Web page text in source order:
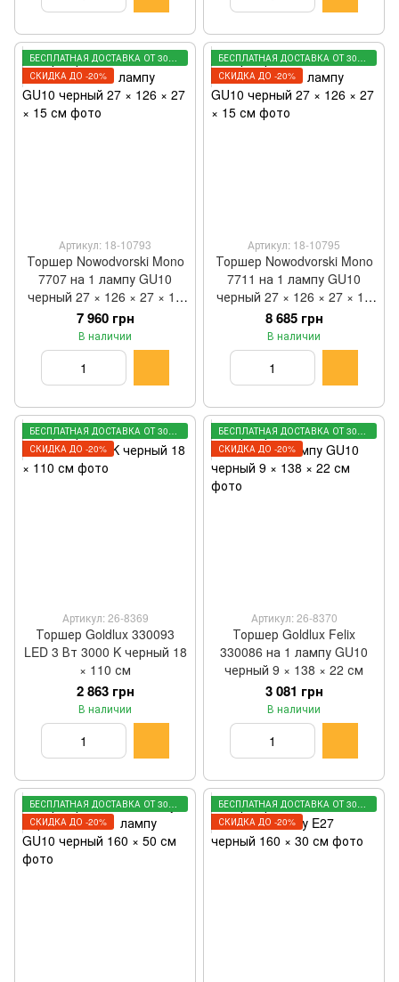
БЕСПЛАТНАЯ ДОСТАВКА ОТ 3000 ГРН
СКИДКА ДО -20%
Артикул: 18-10793
Торшер Nowodvorski Mono
7707 на 1 лампу GU10
черный 27 × 126 × 27 × 15
см
7 960 грн
В наличии
БЕСПЛАТНАЯ ДОСТАВКА ОТ 3000 ГРН
СКИДКА ДО -20%
Артикул: 18-10795
Торшер Nowodvorski Mono
7711 на 1 лампу GU10
черный 27 × 126 × 27 × 15
см
8 685 грн
В наличии
БЕСПЛАТНАЯ ДОСТАВКА ОТ 3000 ГРН
СКИДКА ДО -20%
Артикул: 26-8369
Торшер Goldlux 330093
LED 3 Вт 3000 K черный 18
× 110 см
2 863 грн
В наличии
БЕСПЛАТНАЯ ДОСТАВКА ОТ 3000 ГРН
СКИДКА ДО -20%
Артикул: 26-8370
Торшер Goldlux Felix
330086 на 1 лампу GU10
черный 9 × 138 × 22 см
3 081 грн
В наличии
БЕСПЛАТНАЯ ДОСТАВКА ОТ 3000 ГРН
СКИДКА ДО -20%
БЕСПЛАТНАЯ ДОСТАВКА ОТ 3000 ГРН
СКИДКА ДО -20%